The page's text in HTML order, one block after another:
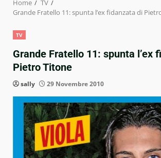
Home
TV
Grande Fratello 11: spunta l’ex fidanzata di
TV
Grande Fratello 11: spunta l’ex
Pietro Titone
sally 29 Novembre 2010